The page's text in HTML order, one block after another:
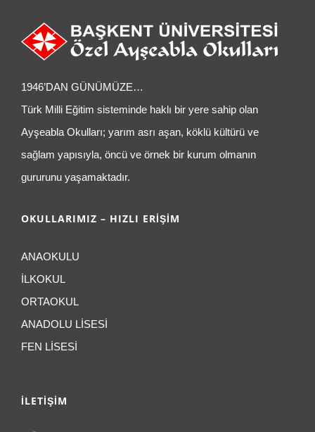
1946’DAN GÜNÜMÜZE…
Türk Milli Eğitim sisteminde haklı bir yere sahip olan
Ayşeabla Okulları; yarım asrı aşan, köklü kültürü ve
sağlam yapısıyla, öncü ve örnek bir kurum olmanın
gururunu yaşamaktadır.
OKULLARIMIZ – HIZLI ERİŞİM
ANAOKULU
İLKOKUL
ORTAOKUL
ANADOLU LİSESİ
FEN LİSESİ
İLETİŞİM